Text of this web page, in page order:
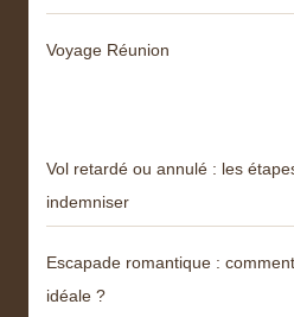
Voyage Réunion
Vol retardé ou annulé : les
indemniser
Escapade romantique :
idéale ?